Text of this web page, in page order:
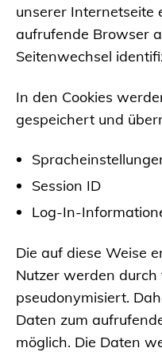
unserer Internetseite
aufrufende Browser
Seitenwechsel
In den Cookies
gespeichert und
Session ID
Log-In-
Die auf diese Weise
Nutzer werden
pseudonymisiert.
Daten zum
möglich. Die Daten